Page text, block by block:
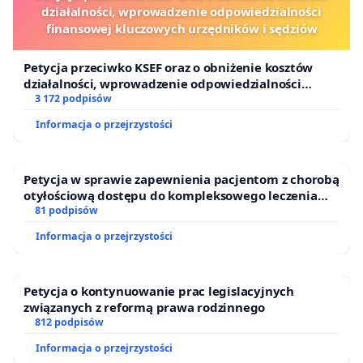
drogowych, szczególnie takich, w których są ofiary
śmiertelne.
Oczywiście za zmianą przepisu musi iść zaostrzenie
kary za jego łamanie, ale to ta drobna zmiana w
ustawie Prawo o Ruchu Drogowym powinna być
pierwszym krokiem do zmiany na lepsze sytuacji
rowerzyści nie są w niczym gorsi od rowerzystów z
innych krajów europejskich i zasługują na taką
samą ochronę.
działalności, wprowadzenie odpowiedzialności
finansowej kluczowych urzędników i sędziów
Petycja przeciwko KSEF oraz o obniżenie kosztów
działalności, wprowadzenie odpowiedzialności
finansowej kluczowych urzędników i sędziów
3 172 podpisów
Informacja o przejrzystości
Petycja w sprawie zapewnienia pacjentom z chorobą
otyłościową dostępu do kompleksowego leczenia
oraz programów profilaktycznych.
81 podpisów
Informacja o przejrzystości
Petycja o kontynuowanie prac legislacyjnych
związanych z reformą prawa rodzinnego
812 podpisów
Informacja o przejrzystości